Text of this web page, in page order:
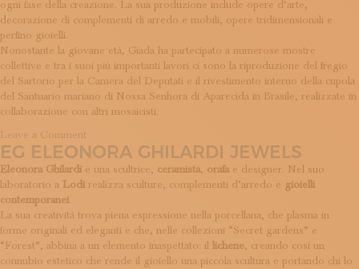
ISCRIVITI ALLA NEWSLETTER
SOSTIENICI
MAGAZINE
TUTTI I CONTENUTI
NEWS
INTERVISTE
ITINERARI
ISCRIVITI
LOGIN
ogni fase della creazione. La sua produzione include opere d’arte,
decorazione di complementi di arredo e mobili, opere tridimensionali e
perfino gioielli.
Nonostante la giovane età, Giada ha partecipato a numerose mostre
collettive e tra i suoi più importanti lavori ci sono la riproduzione del fregio
del Sartorio per la Camera del Deputati e il rivestimento interno della cupola
del Santuario mariano di Nossa Senhora di Aparecida in Brasile, realizzate in
collaborazione con altri mosaicisti.
Leave a Comment
BB
EG ELEONORA GHILARDI JEWELS
Eleonora Ghilardi è una scultrice, ceramista, orafae designer. Nel suo
laboratorio a Lodi realizza sculture, complementi d’arredo e gioielli
contemporanei.
La sua creatività trova piena espressione nella porcellana, che plasma in
forme originali ed eleganti e che, nelle collezioni “Secret gardens” e
“Forest”, abbina a un elemento inaspettato: il lichene, creando così un
connubio estetico che rende il gioiello una piccola scultura e portando chi lo